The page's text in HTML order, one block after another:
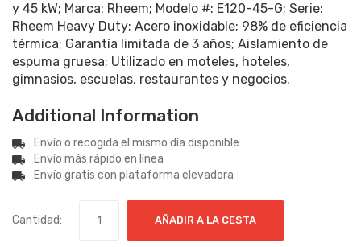
y 45 kW; Marca: Rheem; Modelo #: E120-45-G; Serie:
Rheem Heavy Duty; Acero inoxidable; 98% de eficiencia
térmica; Garantía limitada de 3 años; Aislamiento de
espuma gruesa; Utilizado en moteles, hoteles,
gimnasios, escuelas, restaurantes y negocios.
Additional Information
Envío o recogida el mismo día disponible
Envío más rápido en línea
Envío gratis con plataforma elevadora
Cantidad: AÑADIR A LA CESTA